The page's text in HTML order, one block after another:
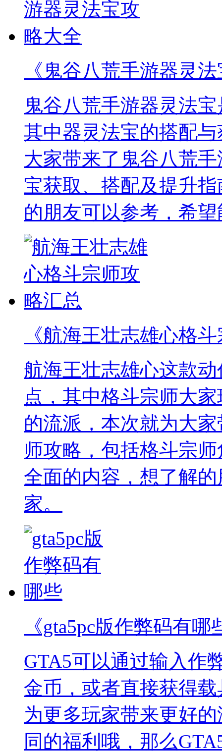
《鬼谷八荒手游器灵
鬼谷八荒手游器灵法
其中器灵法宝的搭配
大家带来了鬼谷八荒
宝获取、搭配及提升
的朋友可以参考，希
《航海王壮志雄心格
航海王壮志雄心这款
点，其中格斗宗师大
的流派，本次就为大
师攻略，包括格斗宗
全面的内容，想了解
家。
《gta5pc版作弊码有哪
GTA5可以通过输入作
金币，或者直接获得
为更多玩家带来更好
同的福利哦，那么